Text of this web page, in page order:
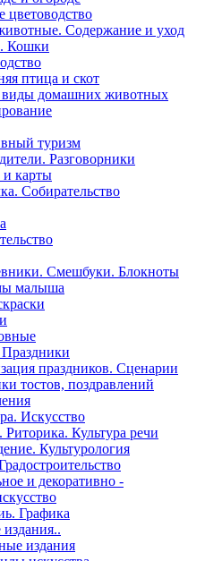
цветоводство
Содержание и уход
Кошки
птица и скот
виды домашних животных
туризм
Разговорники
и карты
Собирательство
Смешбуки. Блокноты
малыша
Праздники
праздников. Сценарии
тостов, поздравлений
Искусство
Риторика. Культура речи
Культурология
и декоративно -
Графика
издания